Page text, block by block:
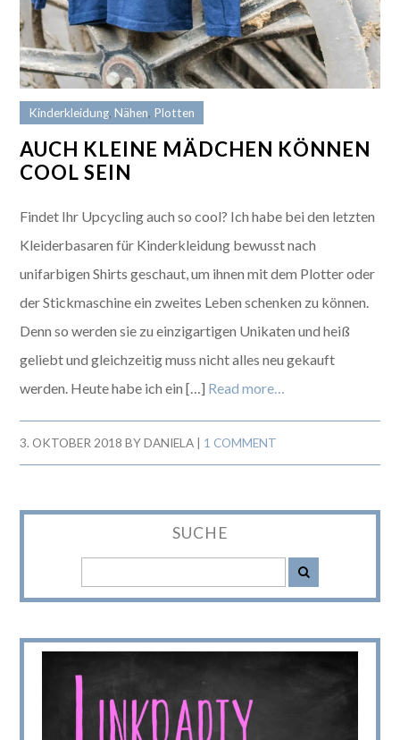
Kinderkleidung,Nähen, Plotten
AUCH KLEINE MÄDCHEN KÖNNEN
COOL SEIN
Findet Ihr Upcycling auch so cool? Ich habe bei den letzten
Kleiderbasaren für Kinderkleidung bewusst nach
unifarbigen Shirts geschaut, um ihnen mit dem Plotter oder
der Stickmaschine ein zweites Leben schenken zu können.
Denn so werden sie zu einzigartigen Unikaten und heiß
geliebt und gleichzeitig muss nicht alles neu gekauft
werden. Heute habe ich ein […] Read more…
3. OKTOBER 2018 BYDANIELA 1 COMMENT
SUCHE